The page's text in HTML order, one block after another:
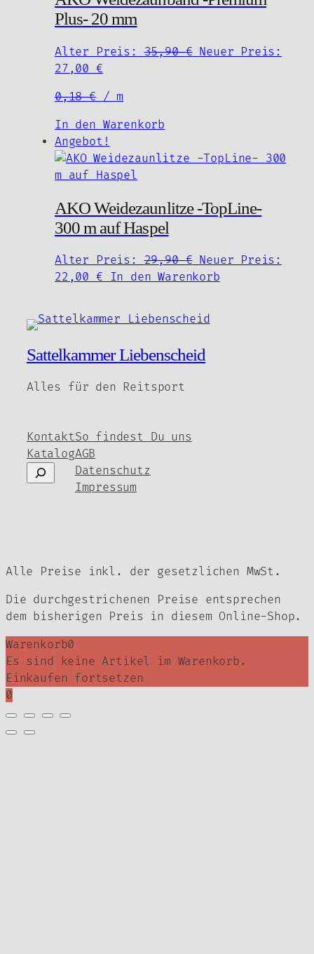
können
Plus- 20 mm
Alter Preis: 35,90€ Ursprünglicher
Neuer Preis:
27,00 €Aktueller
ist:
27,00 €.
0,18€ / m
In den Warenkorb
Angebot!
AKO Weidezaunlitze -TopLine-
300 m auf Haspel
Alter Preis: 29,90€ Ursprünglicher
Preis
29,90 €
Neuer Preis:
22,00 €Aktueller
22,00 €.
In den Warenkorb
Sattelkammer Liebenscheid
Alles für den Reitsport
Kontakt
Katalog
Suchen
So findest Du uns
AGB
Datenschutz
Impressum
Alle Preise inkl. der gesetzlichen MwSt.
Die durchgestrichenen Preise entsprechen
dem bisherigen Preis in diesem Online-Shop.
Warenkorb0
Es sind keine Artikel im Warenkorb.
Einkaufen fortsetzen
0